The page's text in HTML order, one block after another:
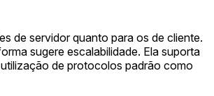
de servidor quanto para os de cliente.
sugere escalabilidade. Ela suporta
de protocolos padrão como